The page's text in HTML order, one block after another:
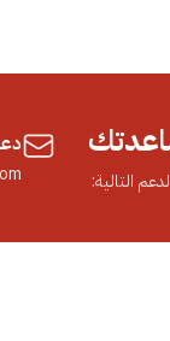
التالية: